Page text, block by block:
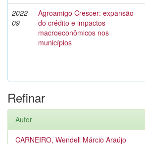
2022-
09
Agroamigo Crescer: expansão
do crédito e impactos
macroeconômicos nos
municípios
Refinar
Autor
CARNEIRO, Wendell Márcio Araújo